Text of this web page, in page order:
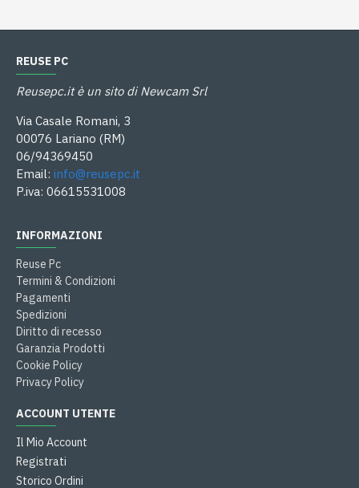
REUSE PC
Reusepc.it è un sito di Newcam Srl
Via Casale Romani, 3
00076 Lariano (RM)
06/94369450
Email: info@reusepc.it
P.iva: 06615531008
INFORMAZIONI
Reuse Pc
Termini & Condizioni
Pagamenti
Spedizioni
Diritto di recesso
Garanzia Prodotti
Cookie Policy
Privacy Policy
ACCOUNT UTENTE
Il Mio Account
Registrati
Storico Ordini